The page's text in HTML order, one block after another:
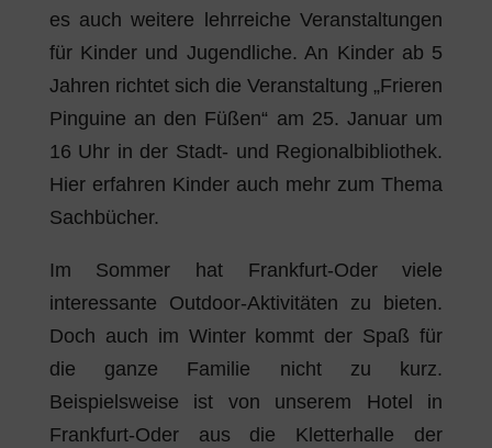
es auch weitere lehrreiche Veranstaltungen
für Kinder und Jugendliche. An Kinder ab 5
Jahren richtet sich die Veranstaltung „Frieren
Pinguine an den Füßen“ am 25. Januar um
16 Uhr in der Stadt- und Regionalbibliothek.
Hier erfahren Kinder auch mehr zum Thema
Sachbücher.
Im Sommer hat Frankfurt-Oder viele
interessante Outdoor-Aktivitäten zu bieten.
Doch auch im Winter kommt der Spaß für
die ganze Familie nicht zu kurz.
Beispielsweise ist von unserem Hotel in
Frankfurt-Oder aus die Kletterhalle der